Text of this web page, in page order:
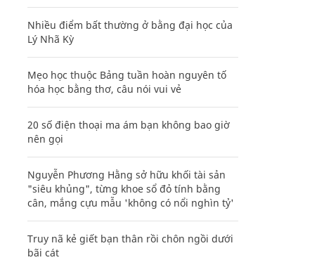
Nhiều điểm bất thường ở bằng đại học của
Lý Nhã Kỳ
Mẹo học thuộc Bảng tuần hoàn nguyên tố
hóa học bằng thơ, câu nói vui vẻ
20 số điện thoại ma ám bạn không bao giờ
nên gọi
Nguyễn Phương Hằng sở hữu khối tài sản
"siêu khủng", từng khoe sổ đỏ tính bằng
cân, mắng cựu mẫu 'không có nổi nghìn tỷ'
Truy nã kẻ giết bạn thân rồi chôn ngồi dưới
bãi cát